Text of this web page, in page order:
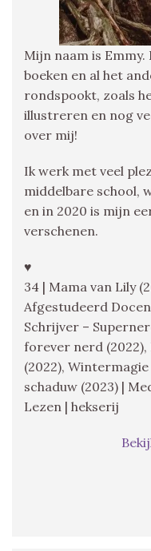
Mijn naam is
boeken en al het
rondspookt, zoals
illustreren en nog
over mij!
Ik werk met veel
middelbare school,
en in 2020 is mijn
verschenen.
♥
34 | Mama van Lily
Afgestudeerd
Schrijver –
forever nerd (2022),
(2022),
schaduw (2023) |
Lezen | hekserij